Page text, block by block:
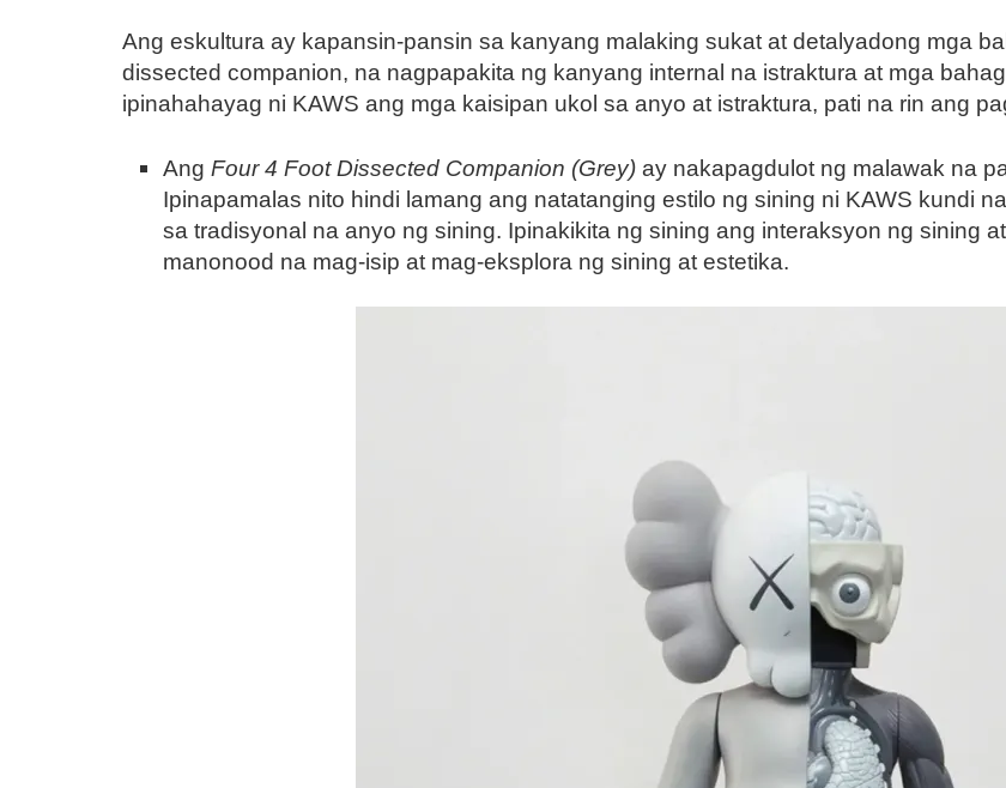
Ang eskultura ay kapansin-pansin sa kanyang malaking sukat at detalyadong mga
dissected companion, na nagpapakita ng kanyang internal na istraktura at mga
ipinahahayag ni KAWS ang mga kaisipan ukol sa anyo at istraktura, pati na rin ang
AngFour 4 Foot Dissected Companion (Grey) ay nakapagdulot ng malawak na
Ipinapamalas nito hindi lamang ang natatanging estilo ng sining ni KAWS kundi
sa tradisyonal na anyo ng sining. Ipinakikita ng sining ang interaksyon ng sining
manonood na mag-isip at mag-eksplora ng sining at estetika.